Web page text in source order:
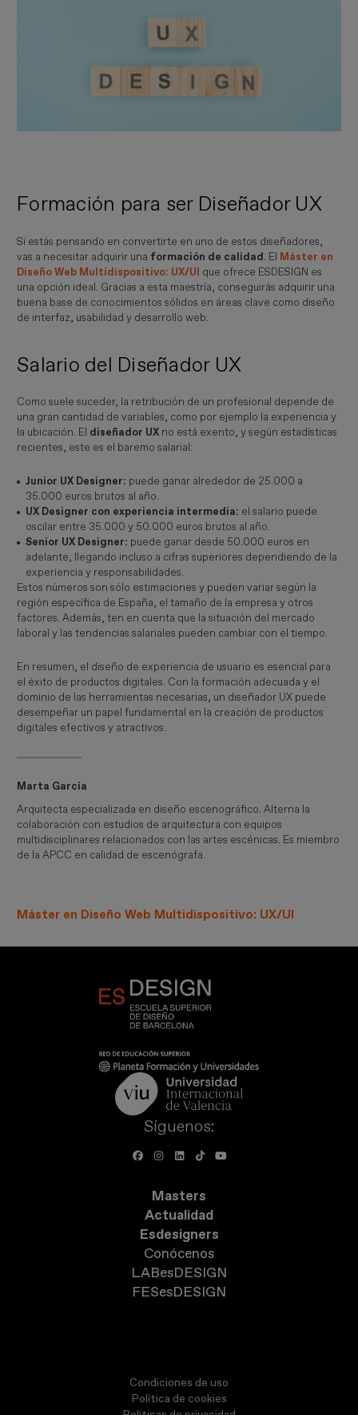
Formación para ser Diseñador UX
Si estás pensando en convertirte en uno de estos diseñadores,
vas a necesitar adquirir una formación de calidad . El Máster en
Diseño Web Multidispositivo: UX/UI que ofrece ESDESIGN es
una opción ideal. Gracias a esta maestría, conseguirás adquirir una
buena base de conocimientos sólidos en áreas clave como diseño
de interfaz, usabilidad y desarrollo web.
Salario del Diseñador UX
Como suele suceder, la retribución de un profesional depende de
una gran cantidad de variables, como por ejemplo la experiencia y
la ubicación. El diseñador UX no está exento, y según estadísticas
recientes, este es el baremo salarial:
Junior UX Designer: puede ganar alrededor de 25.000 a
35.000 euros brutos al año.
UX Designer con experiencia intermedia: el salario puede
oscilar entre 35.000 y 50.000 euros brutos al año.
Senior UX Designer: puede ganar desde 50.000 euros en
adelante, llegando incluso a cifras superiores dependiendo de la
experiencia y responsabilidades.
Estos números son sólo estimaciones y pueden variar según la
región específica de España, el tamaño de la empresa y otros
factores. Además, ten en cuenta que la situación del mercado
laboral y las tendencias salariales pueden cambiar con el tiempo.
En resumen, el diseño de experiencia de usuario es esencial para
el éxito de productos digitales. Con la formación adecuada y el
dominio de las herramientas necesarias, un diseñador UX puede
desempeñar un papel fundamental en la creación de productos
digitales efectivos y atractivos.
Marta García
Arquitecta especializada en diseño escenográfico. Alterna la
colaboración con estudios de arquitectura con equipos
multidisciplinares relacionados con las artes escénicas. Es miembro
de la APCC en calidad de escenógrafa.
Máster en Diseño Web Multidispositivo: UX/UI
Síguenos:
Masters
Actualidad
Esdesigners
Conócenos
LABesDESIGN
FESesDESIGN
Condiciones de uso
Política de cookies